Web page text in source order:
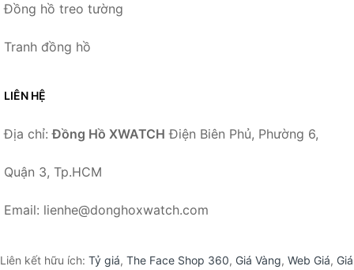
Đồng hồ treo tường
Tranh đồng hồ
LIÊN HỆ
Địa chỉ:Đồng Hồ XWATCH Điện Biên Phủ, Phường 6,
Quận 3, Tp.HCM
Email: lienhe@donghoxwatch.com
Liên kết hữu ích: Tỷ giá, The Face Shop 360, Giá Vàng, Web Giá, Giá